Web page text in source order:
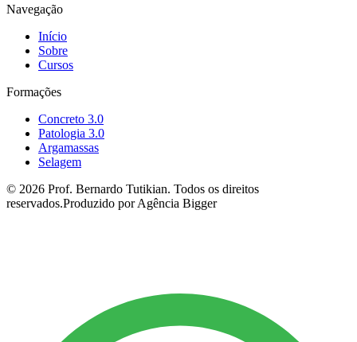
Navegação
Início
Sobre
Cursos
Formações
Concreto 3.0
Patologia 3.0
Argamassas
Selagem
© 2026 Prof. Bernardo Tutikian. Todos os direitos
reservados.Produzido por Agência Bigger